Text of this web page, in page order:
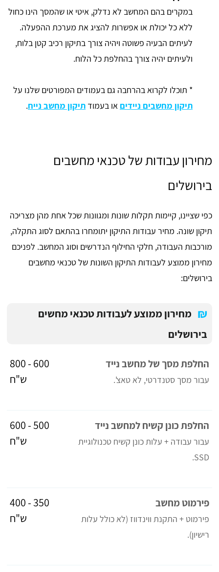
במקרים בהם המחשב לא נדלק, איטי או שהמסך הינו כחול
ללא כל יכולת או אפשרות להציג את מערכת ההפעלה.
לעיתים הבעיה פשוטה ויהיה צורך בתיקון רכיב קטן בלוח,
ולעיתים יהיה צורך בהחלפת כל הלוח.
* תוכלו לקרוא בהרחבה גם בעמודים המפורטים שלנו על
תיקון מחשבים ניידים או בעמוד תיקון מחשב נייח.
מחירון עבודות של טכנאי מחשבים
בירושלים
כפי שציינו, קיימות תקלות שונות ומגוונות שכל אחת מהן מצריכה
תיקון שונה. מחיר עבודות התיקון יתומחרו בהתאם לסוג התקלה,
מורכבות העבודה, חלקי החילוף הנדרשים וסוג המחשב. לפניכם
מחירון ממוצע לעבודות התיקון השונות של טכנאי מחשבים
בירושלים:
₪ מחירון ממוצע לעבודות טכנאי מחשים
בירושלים
החלפת מסך של מחשב נייד
עבור מסך סטנדרטי, לא טאצ'.
600 - 800
ש"ח
החלפת כונן קשיח למחשב נייד
עבור עבודה + עלות כונן קשיח טכנולוגיית
SSD.
500 - 600
ש"ח
פירמוט מחשב
פירמוט + התקנת ווינדווז (לא כולל עלות
רישיון).
350 - 400
ש"ח